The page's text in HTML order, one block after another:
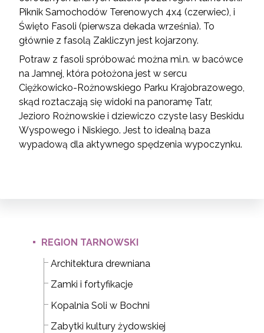
Piknik Samochodów Terenowych 4x4 (czerwiec), i
Święto Fasoli (pierwsza dekada września). To
głównie z fasolą Zakliczyn jest kojarzony.
Potraw z fasoli spróbować można mi.n. w bacówce
na Jamnej, która położona jest w sercu
Ciężkowicko-Rożnowskiego Parku Krajobrazowego,
skąd roztaczają się widoki na panoramę Tatr,
Jezioro Rożnowskie i dziewiczo czyste lasy Beskidu
Wyspowego i Niskiego. Jest to idealną baza
wypadową dla aktywnego spędzenia wypoczynku.
REGION TARNOWSKI
Architektura drewniana
Zamki i fortyfikacje
Kopalnia Soli w Bochni
Zabytki kultury żydowskiej